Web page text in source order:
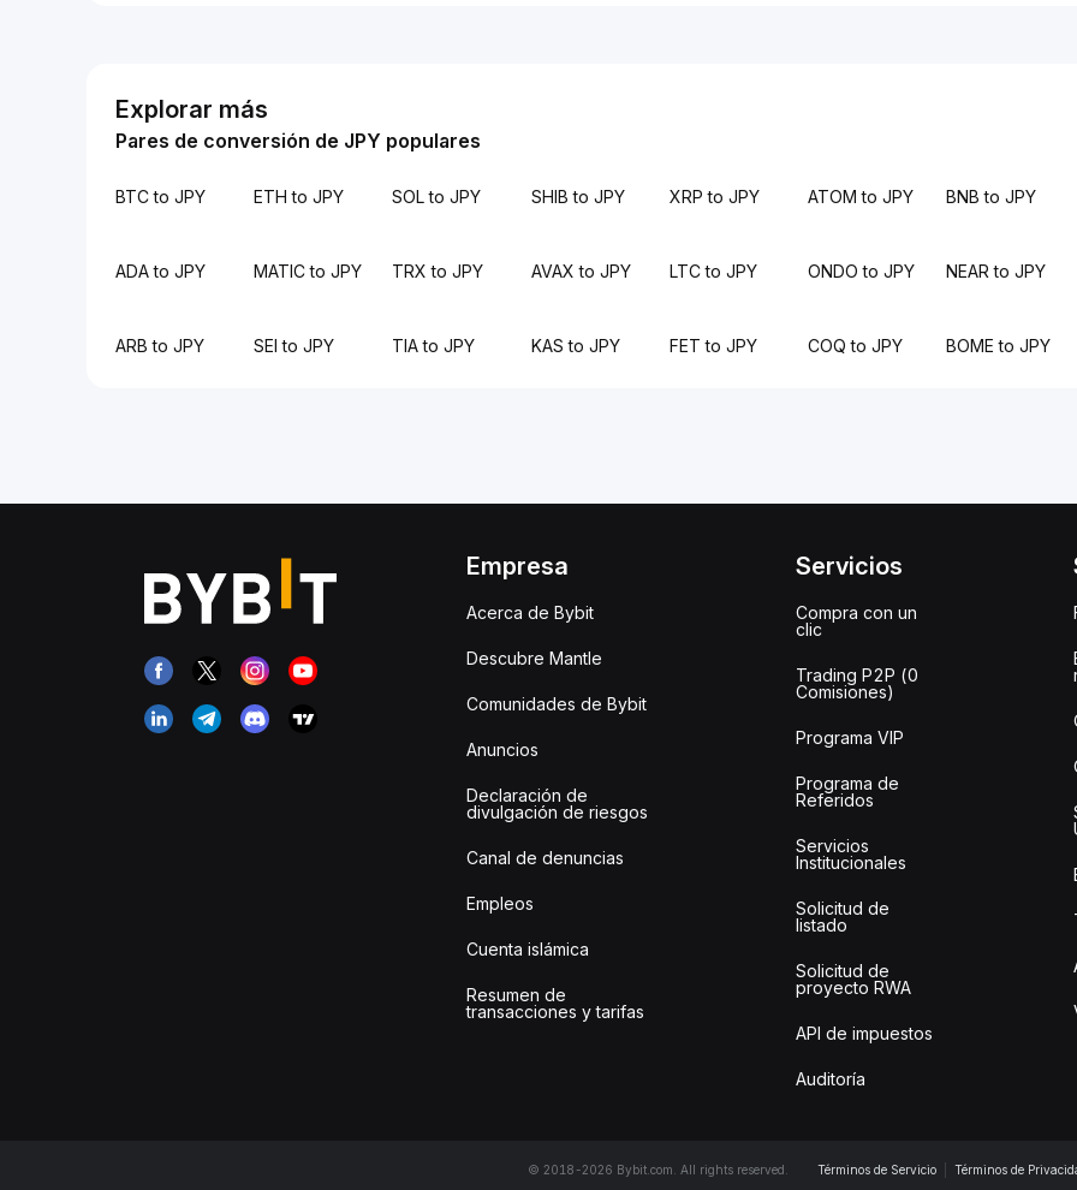
Explorar más
Pares de conversión de JPY populares
BTC to JPY ETH to JPY SOL to JPY SHIB to JPY XRP to JPY ATOM to JPY BNB to JPY
ADA to JPY MATIC to JPY TRX to JPY AVAX to JPY LTC to JPY ONDO to JPY NEAR to JPY
ARB to JPY SEI to JPY TIA to JPY KAS to JPY FET to JPY COQ to JPY BOME to JPY
Empresa
Acerca de Bybit
Descubre Mantle
Comunidades de Bybit
Anuncios
Declaración de
divulgación de riesgos
Canal de denuncias
Empleos
Cuenta islámica
Resumen de
transacciones y tarifas
Servicios
Compra con un
clic
Trading P2P (0
Comisiones)
Programa VIP
Programa de
Referidos
Servicios
Institucionales
Solicitud de
listado
Solicitud de
proyecto RWA
API de impuestos
Auditoría
© 2018-2026 Bybit.com. All rights reserved. Términos de Servicio Términos de